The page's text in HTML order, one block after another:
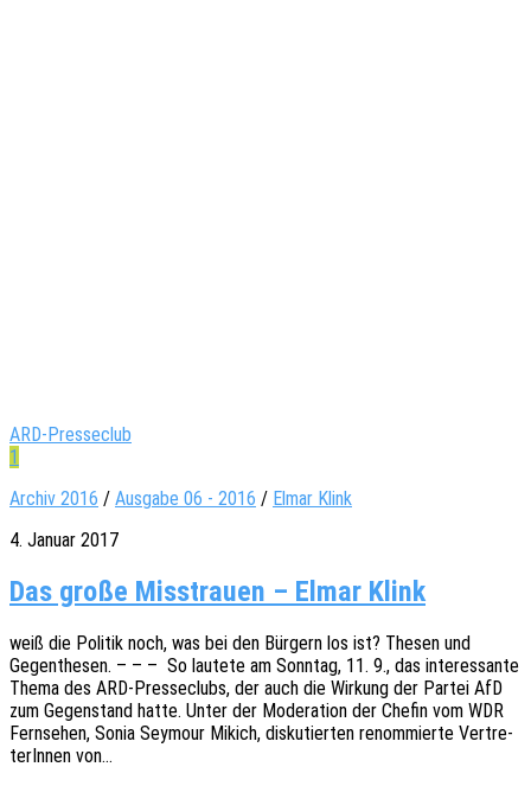
ARD-Presseclub
1
Archiv 2016 / Ausgabe 06 - 2016 / Elmar Klink
4. Januar 2017
Das große Misstrauen – Elmar Klink
weiß die Poli­tik noch, was bei den Bürgern los ist? Thesen und
Gegen­the­sen. – – – So laute­te am Sonn­tag, 11. 9., das inter­es­san­te
Thema des ARD-Pres­­se­­clubs, der auch die Wirkung der Partei AfD
zum Gegen­stand hatte. Unter der Mode­ra­ti­on der Chefin vom WDR
Fern­se­hen, Sonia Seymour Mikich, disku­tier­ten renom­mier­te Vertre­
te­rIn­nen von…